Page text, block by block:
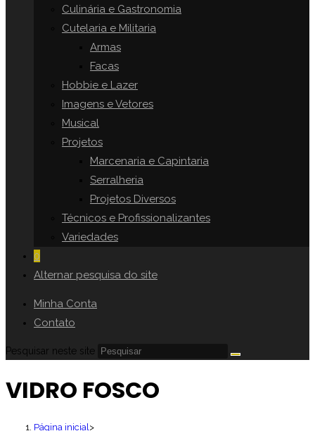
Culinária e Gastronomia
Cutelaria e Militaria
Armas
Facas
Hobbie e Lazer
Imagens e Vetores
Musical
Projetos
Marcenaria e Capintaria
Serralheria
Projetos Diversos
Técnicos e Profissionalizantes
Variedades
0
Alternar pesquisa do site
Minha Conta
Contato
Pesquisar neste site
VIDRO FOSCO
Página inicial >